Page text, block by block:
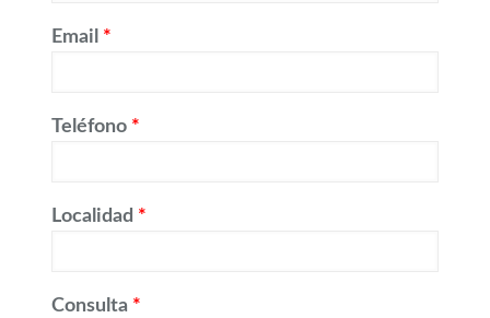
Email *
Teléfono *
Localidad *
Consulta *